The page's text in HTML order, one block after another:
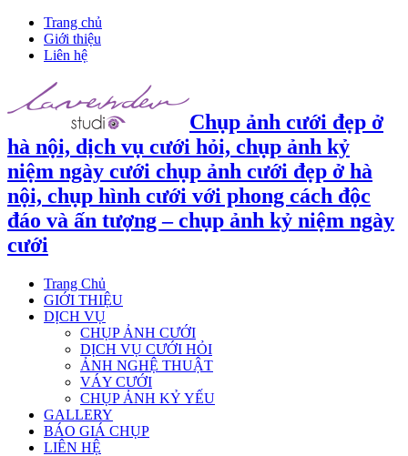
Trang chủ
Giới thiệu
Liên hệ
Chụp ảnh cưới đẹp ở
hà nội, dịch vụ cưới hỏi, chụp ảnh kỷ
niệm ngày cưới chụp ảnh cưới đẹp ở hà
nội, chụp hình cưới với phong cách độc
đáo và ấn tượng – chụp ảnh kỷ niệm ngày
cưới
Trang Chủ
GIỚI THIỆU
DỊCH VỤ
CHỤP ẢNH CƯỚI
DỊCH VỤ CƯỚI HỎI
ẢNH NGHỆ THUẬT
VÁY CƯỚI
CHỤP ẢNH KỶ YẾU
GALLERY
BÁO GIÁ CHỤP
LIÊN HỆ